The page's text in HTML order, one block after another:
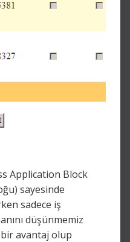
Application Block
sayesinde
sadece iş
düşünmemiz
avantaj olup